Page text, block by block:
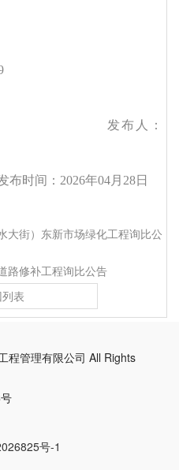
发布人：
布时间： 2026年04月 28日
大街）东新市场绿化工程询比公
路修补工程询比公告
表
程管理有限公司 All Rights
号-1